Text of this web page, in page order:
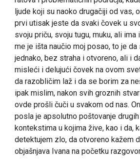
ljude koji su naoko drugačiji od vas,
prvi utisak jeste da svaki čovek u
svoju priču, svoju tugu, muku, ali ima
me je išta naučio moj posao, to je
jednako, bez straha i otvoreno, ali i
misleći i delujući čovek na ovom
da razobličim laž i da se borim za
ipak mislim, nakon svih groznih
ovde prošli čuči u svakom od nas.
posla je apsolutno poštovanje
kontekstima u kojima žive, kao i da,
detektujem zlo, da otvoreno kažem
objašnjava Ivana na početku